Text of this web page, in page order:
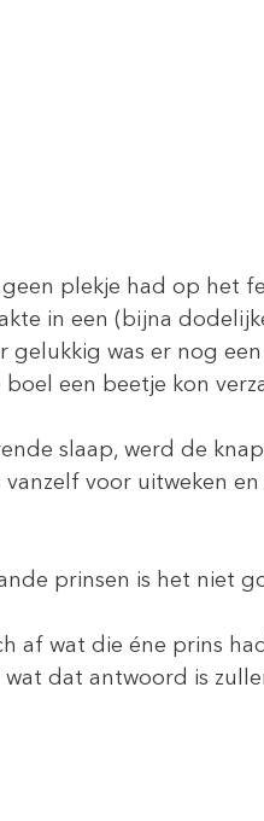
geen plekje had op het
in een (bijna
gelukkig was er nog
boel een beetje kon
slaap, werd de
voor uitweken
prinsen is het niet
af wat die éne prins
dat antwoord is